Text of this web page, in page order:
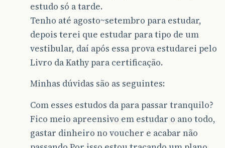
estudo só a tarde.
Tenho até agosto~setembro para estudar,
depois terei que estudar para tipo de um
vestibular, daí após essa prova estudarei pelo
Livro da Kathy para certificação.
Minhas dúvidas são as seguintes:
Com esses estudos da para passar tranquilo?
Fico meio apreensivo em estudar o ano todo,
gastar dinheiro no voucher e acabar não